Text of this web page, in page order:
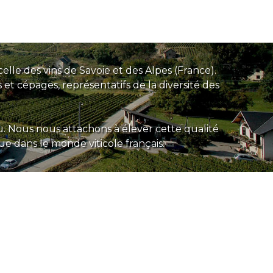
des vins de Savoie et des Alpes (France).
cépages, représentatifs de la diversité des
Nous nous attachons à élever cette qualité
dans le monde viticole français.